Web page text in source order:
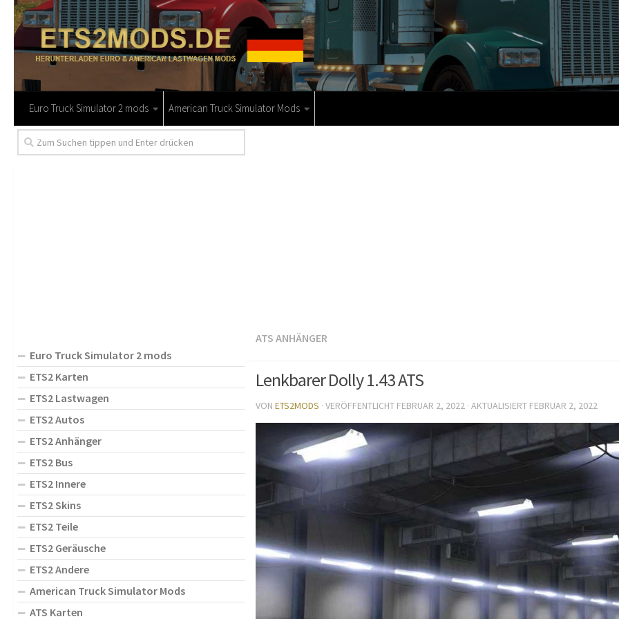
Euro Truck Simulator 2 mods American Truck Simulator Mods
ATS ANHÄNGER
Lenkbarer Dolly 1.43 ATS
VON ETS2MODS · VERÖFFENTLICHT FEBRUAR 2, 2022 · AKTUALISIERT FEBRUAR 2, 2022
Euro Truck Simulator 2 mods
ETS2 Karten
ETS2 Lastwagen
ETS2 Autos
ETS2 Anhänger
ETS2 Bus
ETS2 Innere
ETS2 Skins
ETS2 Teile
ETS2 Geräusche
ETS2 Andere
American Truck Simulator Mods
ATS Karten